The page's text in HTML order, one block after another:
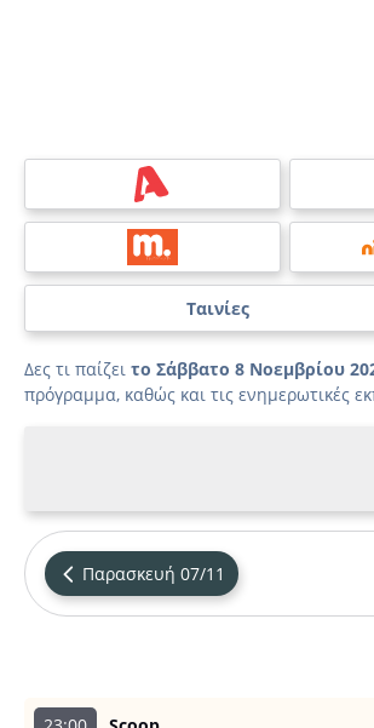
Ταινίες
Δες τι παίζει το Σάββατο 8 Νοεμβρίου
πρόγραμμα, καθώς και τις ενημερωτικές
Παρασκευή 07/11